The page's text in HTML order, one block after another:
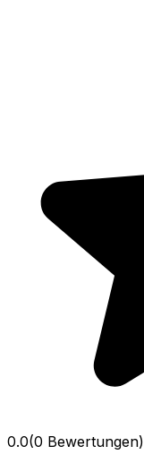
0.0(0 Bewertungen)